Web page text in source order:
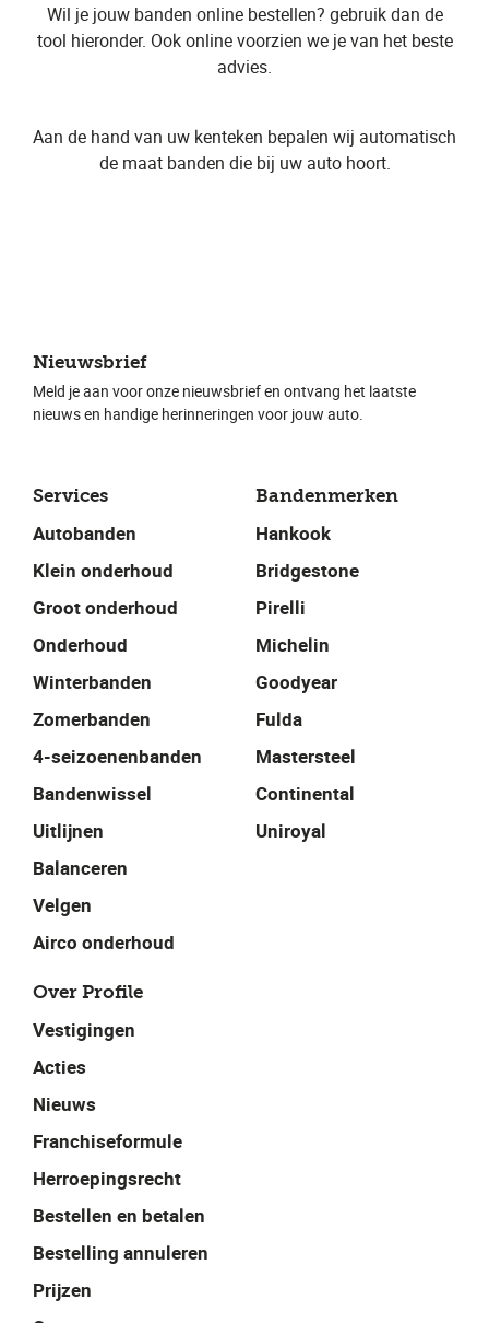
Wil je jouw banden online bestellen? gebruik dan de
tool hieronder. Ook online voorzien we je van het beste
advies.
Aan de hand van uw kenteken bepalen wij automatisch
de maat banden die bij uw auto hoort.
Services
Autobanden
Klein onderhoud
Groot onderhoud
Onderhoud
Winterbanden
Zomerbanden
4-seizoenenbanden
Bandenwissel
Uitlijnen
Balanceren
Velgen
Airco onderhoud
Bandenmerken
Hankook
Bridgestone
Pirelli
Michelin
Goodyear
Fulda
Mastersteel
Continental
Uniroyal
Over Profile
Vestigingen
Acties
Nieuws
Franchiseformule
Herroepingsrecht
Bestellen en betalen
Bestelling annuleren
Prijzen
Nieuwsbrief
Meld je aan voor onze nieuwsbrief en ontvang het laatste
nieuws en handige herinneringen voor jouw auto.